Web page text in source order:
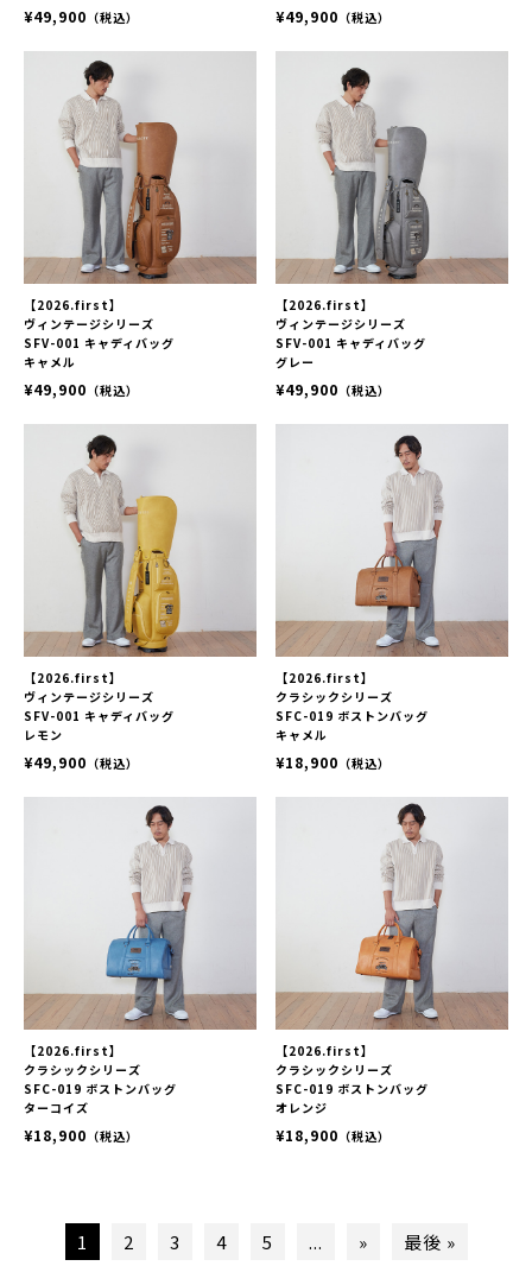
¥49,900 （税込） ¥49,900 （税込）
【2026.first】
ヴィンテージシリーズ
SFV-001 キャディバッグ
キャメル
¥49,900 （税込）
【2026.first】
ヴィンテージシリーズ
SFV-001 キャディバッグ
グレー
¥49,900 （税込）
【2026.first】
ヴィンテージシリーズ
SFV-001 キャディバッグ
レモン
¥49,900 （税込）
【2026.first】
クラシックシリーズ
SFC-019 ボストンバッグ
キャメル
¥18,900 （税込）
【2026.first】
クラシックシリーズ
SFC-019 ボストンバッグ
ターコイズ
¥18,900 （税込）
【2026.first】
クラシックシリーズ
SFC-019 ボストンバッグ
オレンジ
¥18,900 （税込）
1 2 3 4 5 ... » 最後 »